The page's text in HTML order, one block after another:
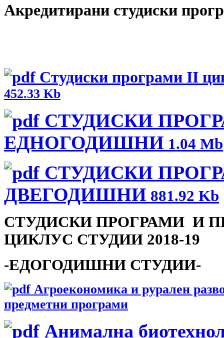
Акредитирани студиски
Студиски програми II
452.33 Kb
СТУДИСКИ
ЕДНОГОДИШНИ 1.04 Mb
СТУДИСКИ
ДВЕГОДИШНИ 881.92 Kb
СТУДИСКИ ПРОГРАМИ И
ЦИКЛУС СТУДИИ 2018-19
-ЕДОГОДИШНИ СТУДИИ-
Агроекономика и рурален
предметни програми
Анимална